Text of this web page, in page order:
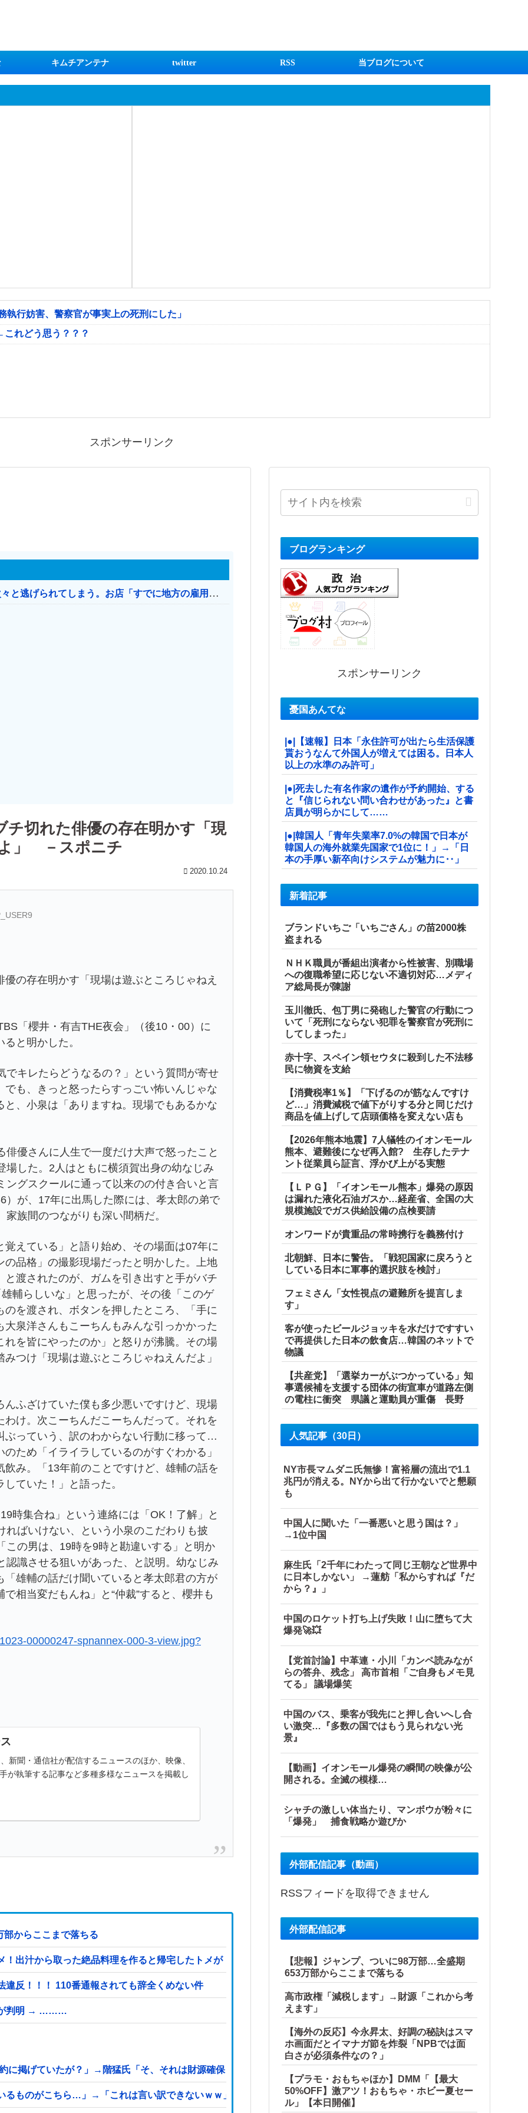
キムチアンテナ twitter RSS 当ブログについて
行妨害、警察官が事実上の死刑にした」
れどう思う？？？
スポンサーリンク
日本のお店、時給1500円でもミャンマー人に次々と逃げられてしまう。お店「すでに地方の雇用は崩壊」
切れた俳優の存在明かす「現
」 －スポニチ
2020.10.24
の存在明かす「現場は遊ぶところじゃねえ
「櫻井・有吉THE夜会」（後10・00）に
と明かした。
キレたらどうなるの？」という質問が寄せ
も、きっと怒ったらすっごい怖いんじゃな
、小泉は「ありますね。現場でもあるかな
優さんに人生で一度だけ大声で怒ったこと
した。2人はともに横須賀出身の幼なじみ
グスクールに通って以来のの付き合いと言
が、17年に出馬した際には、孝太郎の弟で
族間のつながりも深い間柄だ。
えている」と語り始め、その場面は07年に
品格」の撮影現場だったと明かした。上地
渡されたのが、ガムを引き出すと手がバチ
輔らしいな」と思ったが、その後「このゲ
を渡され、ボタンを押したところ、「手に
泉洋さんもこーちんもみんな引っかかった
を皆にやったのか」と怒りが沸騰。その場
つけ「現場は遊ぶところじゃねえんだよ」
ふざけていた僕も多少悪いですけど、現場
け。次こーちんだこーちんだって。それを
ぶっていう、訳のわからない行動に移って…
ため「イライラしているのがすぐわかる」
み。「13年前のことですけど、雄輔の話を
ていた！」と語った。
集合ね」という連絡には「OK！了解」と
ばいけない、という小泉のこだわりも披
の男は、19時を9時と勘違いする」と明か
識させる狙いがあった、と説明。幼なじみ
雄輔の話だけ聞いていると孝太郎君の方が
相当変だもんね」と“仲裁”すると、櫻井も
00000247-spnannex-000-3-view.jpg?
新聞・通信社が配信するニュースのほか、映像、
が執筆する記事など多種多様なニュースを掲載し
からここまで落ちる
！出汁から取った絶品料理を作ると帰宅したトメが「味がない！」と発狂ｗｗｗ箸を置いた良ウトが言い放った言葉とは
反！！！ 110番通報されても辞全くめない件
が判明 → ………
に掲げていたが？」→階猛氏「そ、それは財源確保という条件付き」
るものがこちら…」→「これは言い訳できないｗｗ」＝韓国の反応
ブログランキング
スポンサーリンク
憂国あんてな
|●|【速報】日本「永住許可が出たら生活保護
貰おうなんて外国人が増えては困る。日本人
以上の水準のみ許可」
|●|死去した有名作家の遺作が予約開始、する
と『信じられない問い合わせがあった』と書
店員が明らかにして……
|●|韓国人「青年失業率7.0%の韓国で日本が
韓国人の海外就業先国家で1位に！」→「日
本の手厚い新卒向けシステムが魅力に‥」
新着記事
ブランドいちご「いちごさん」の苗2000株
盗まれる
ＮＨＫ職員が番組出演者から性被害、別職場
への復職希望に応じない不適切対応…メディ
ア総局長が陳謝
玉川徹氏、包丁男に発砲した警官の行動につ
いて「死刑にならない犯罪を警察官が死刑に
してしまった」
赤十字、スペイン領セウタに殺到した不法移
民に物資を支給
【消費税率1％】「下げるのが筋なんですけ
ど…」消費減税で値下がりする分と同じだけ
商品を値上げして店頭価格を変えない店も
【2026年熊本地震】7人犠牲のイオンモール
熊本、避難後になぜ再入館? 生存したテナ
ント従業員ら証言、浮かび上がる実態
【ＬＰＧ】「イオンモール熊本」爆発の原因
は漏れた液化石油ガスか…経産省、全国の大
規模施設でガス供給設備の点検要請
オンワードが貴重品の常時携行を義務付け
北朝鮮、日本に警告。「戦犯国家に戻ろうと
している日本に軍事的選択肢を検討」
フェミさん「女性視点の避難所を提言しま
す」
客が使ったビールジョッキを水だけですすい
で再提供した日本の飲食店…韓国のネットで
物議
【共産党】「選挙カーがぶつかっている」知
事選候補を支援する団体の街宣車が道路左側
の電柱に衝突 県議と運動員が重傷 長野
人気記事（30日）
NY市長マムダニ氏無惨！富裕層の流出で1.1
兆円が消える。NYから出て行かないでと懇願
も
中国人に聞いた「一番悪いと思う国は？」
→1位中国
麻生氏「2千年にわたって同じ王朝など世界中
に日本しかない」 →蓮舫「私からすれば『だ
から？』」
中国のロケット打ち上げ失敗！山に堕ちて大
爆発🚀💥
【党首討論】中革連・小川「カンペ読みなが
らの答弁、残念」 高市首相「ご自身もメモ見
てる」 議場爆笑
中国のバス、乗客が我先にと押し合いへし合
い激突…『多数の国ではもう見られない光
景』
【動画】イオンモール爆発の瞬間の映像が公
開される。全滅の模様…
シャチの激しい体当たり、マンボウが粉々に
「爆発」 捕食戦略か遊びか
外部配信記事（動画）
RSSフィードを取得できません
外部配信記事
【悲報】ジャンプ、ついに98万部…全盛期
653万部からここまで落ちる
高市政権「減税します」→財源「これから考
えます」
【海外の反応】今永昇太、好調の秘訣はスマ
ホ画面だとイマナガ節を炸裂「NPBでは面
白さが必須条件なの？」
【プラモ・おもちゃほか】DMM「【最大
50%OFF】激アツ！おもちゃ・ホビー夏セー
ル」【本日開催】